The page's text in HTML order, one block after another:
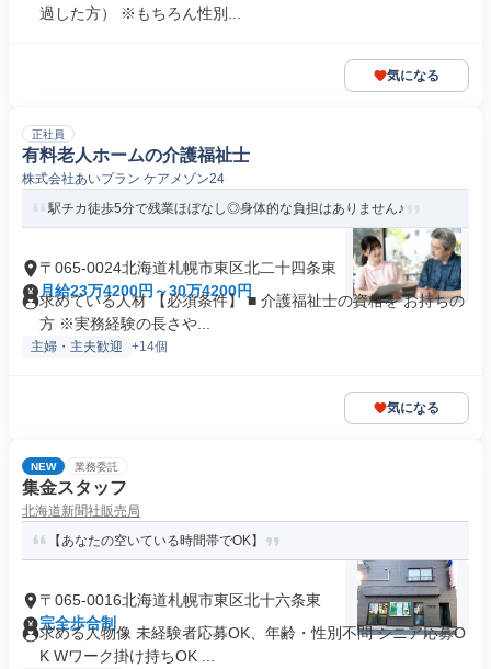
過した方） ※もちろん性別...
気になる
正社員
有料老人ホームの介護福祉士
株式会社あいプラン ケアメゾン24
駅チカ徒歩5分で残業ほぼなし◎身体的な負担はありません♪
〒065-0024北海道札幌市東区北二十四条東
月給23万4200円～30万4200円
求めている人材 【必須条件】 ■ 介護福祉士の資格を お持ちの
方 ※実務経験の長さや...
主婦・主夫歓迎 +14個
気になる
NEW 業務委託
集金スタッフ
北海道新聞社販売局
【あなたの空いている時間帯でOK】
〒065-0016北海道札幌市東区北十六条東
完全歩合制
求める人物像 未経験者応募OK、年齢・性別不問 シニア応募O
K Wワーク掛け持ちOK ...